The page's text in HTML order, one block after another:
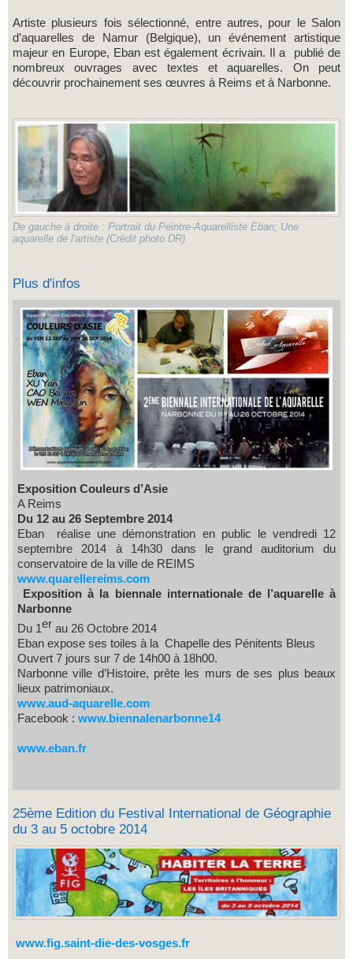
Artiste plusieurs fois sélectionné, entre autres, pour le Salon
d’aquarelles de Namur (Belgique), un événement artistique
majeur en Europe, Eban est également écrivain. Il a publié de
nombreux ouvrages avec textes et aquarelles. On peut
découvrir prochainement ses œuvres à Reims et à Narbonne.
De gauche à droite : Portrait du Peintre-Aquarelliste Eban; Une
aquarelle de l'artiste (Crédit photo DR)
Plus d'infos
Exposition Couleurs d’Asie
A Reims
Du 12 au 26 Septembre 2014
Eban réalise une démonstration en public le vendredi 12
septembre 2014 à 14h30 dans le grand auditorium du
conservatoire de la ville de REIMS
www.quarellereims.com
Exposition à la biennale internationale de l’aquarelle à
Narbonne
Du 1er au 26 Octobre 2014
Eban expose ses toiles à la Chapelle des Pénitents Bleus
Ouvert 7 jours sur 7 de 14h00 à 18h00.
Narbonne ville d’Histoire, prête les murs de ses plus beaux
lieux patrimoniaux.
www.aud-aquarelle.com
Facebook : www.biennalenarbonne14
www.eban.fr
25ème Edition du Festival International de Géographie
du 3 au 5 octobre 2014
www.fig.saint-die-des-vosges.fr